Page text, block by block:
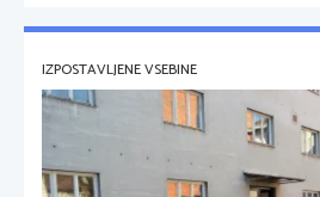
IZPOSTAVLJENE VSEBINE